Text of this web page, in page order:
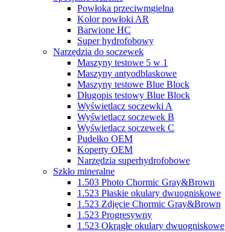
Powłoka przeciwmgielna
Kolor powłoki AR
Barwione HC
Super hydrofobowy
Narzędzia do soczewek
Maszyny testowe 5 w 1
Maszyny antyodblaskowe
Maszyny testowe Blue Block
Długopis testowy Blue Block
Wyświetlacz soczewki A
Wyświetlacz soczewek B
Wyświetlacz soczewek C
Pudełko OEM
Koperty OEM
Narzędzia superhydrofobowe
Szkło mineralne
1.503 Photo Chormic Gray&Brown
1.523 Płaskie okulary dwuogniskowe
1.523 Zdjęcie Chormic Gray&Brown
1.523 Progresywny
1.523 Okrągłe okulary dwuogniskowe